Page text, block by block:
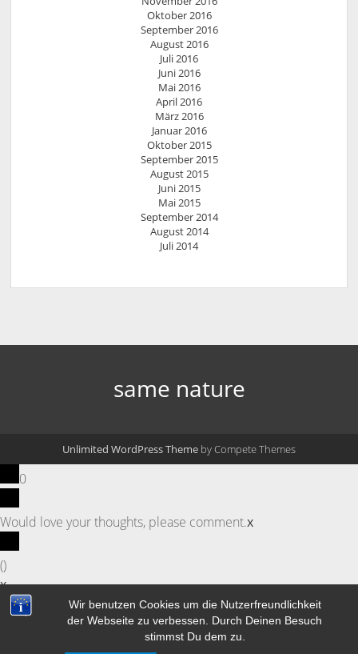
Wir benutzen Cookies um die Nutzerfreundlichkeit
der Webseite zu verbessen. Durch Deinen Besuch
stimmst Du dem zu.
Oktober 2016
September 2016
August 2016
Juli 2016
Juni 2016
Mai 2016
April 2016
März 2016
Januar 2016
Oktober 2015
September 2015
August 2015
Juni 2015
Mai 2015
September 2014
August 2014
Juli 2014
same nature
Unlimited WordPress Theme by Compete Themes
0
Would love your thoughts, please comment.x
()
x
Antworten